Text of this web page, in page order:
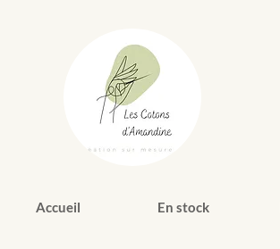
Accueil En stock